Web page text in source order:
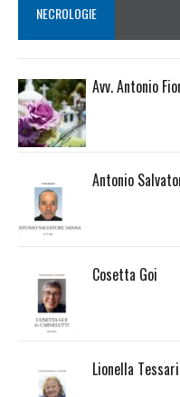
NECROLOGIE
Avv. Antonio
Antonio
Cosetta Goi
Lionella Tessari